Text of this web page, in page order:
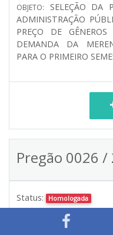
OBJETO:
SELEÇÃO DA
ADMINISTRAÇÃO
PREÇO DE
DEMANDA DA
PARA O PRIMEIRO
Pregão 0026 /
Status: Homologada